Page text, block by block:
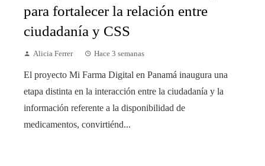
para fortalecer la relación entre
ciudadanía y CSS
Alicia Ferrer Hace 3 semanas
El proyecto Mi Farma Digital en Panamá inaugura una
etapa distinta en la interacción entre la ciudadanía y la
información referente a la disponibilidad de
medicamentos, convirtiénd...